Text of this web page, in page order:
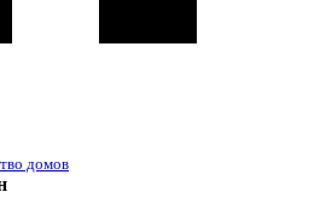
домов